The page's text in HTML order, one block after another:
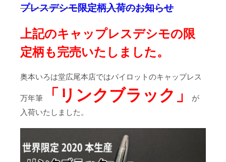
プレスデシモ限定柄入荷のお知らせ
上記のキャップレスデシモの限
定柄も完売いたしました。
奥本いろは堂広尾本店ではパイロットのキャップレス
万年筆 「リンクブラック」
が
入荷いたしました。